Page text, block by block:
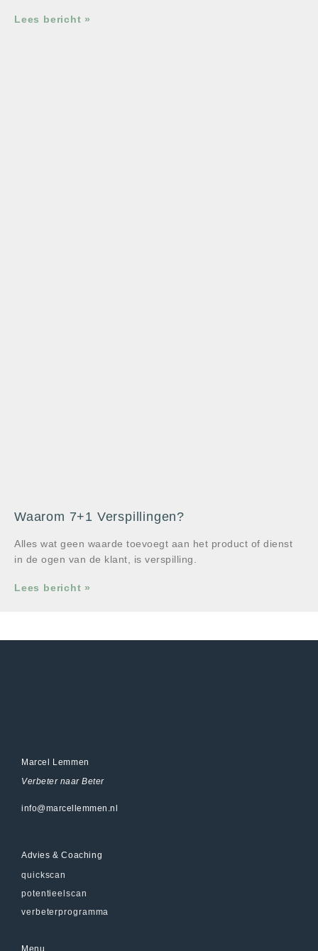
Lees bericht »
Waarom 7+1 Verspillingen?
Alles wat geen waarde toevoegt aan het product of dienst
in de ogen van de klant, is verspilling.
Lees bericht »
Menu
Advies & Coaching
quickscan
potentieelscan
verbeterprogramma
Marcel Lemmen
Verbeter naar Beter
info@marcellemmen.nl